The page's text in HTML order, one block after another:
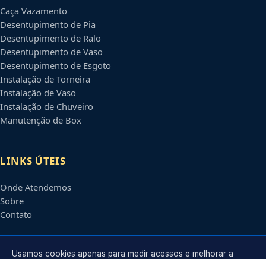
Caça Vazamento
Desentupimento de Pia
Desentupimento de Ralo
Desentupimento de Vaso
Desentupimento de Esgoto
Instalação de Torneira
Instalação de Vaso
Instalação de Chuveiro
Manutenção de Box
LINKS ÚTEIS
Onde Atendemos
Sobre
Contato
CONTATO
Usamos cookies apenas para medir acessos e melhorar a